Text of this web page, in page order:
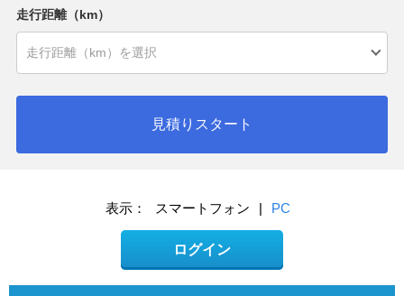
走行距離（km）
見積りスタート
表示： スマートフォン | PC
ログイン